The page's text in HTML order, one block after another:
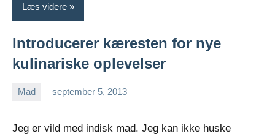
Læs videre
Introducerer kæresten for nye
kulinariske oplevelser
Mad september 5, 2013
Jeg er vild med indisk mad. Jeg kan ikke huske